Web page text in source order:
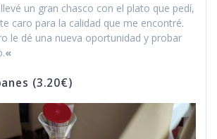
un gran chasco con el plato que pedí,
caro para la calidad que me encontré.
le dé una nueva oportunidad y probar
«
(3.20€)